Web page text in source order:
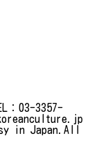
：03-3357-
in Japan.All